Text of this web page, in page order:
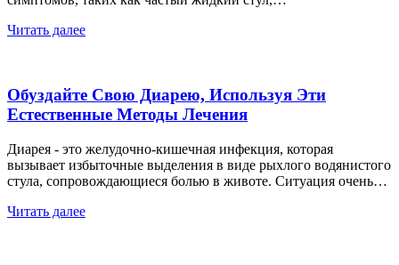
Читать далее
Обуздайте Свою Диарею, Используя Эти
Естественные Методы Лечения
Диарея - это желудочно-кишечная инфекция, которая
вызывает избыточные выделения в виде рыхлого водянистого
стула, сопровождающиеся болью в животе. Ситуация очень…
Читать далее